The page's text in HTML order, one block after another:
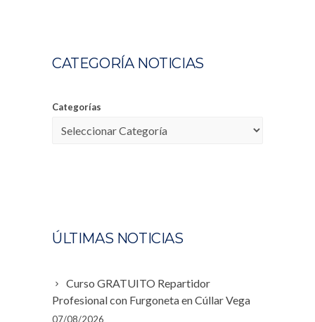
CATEGORÍA NOTICIAS
Categorías
ÚLTIMAS NOTICIAS
Curso GRATUITO Repartidor
Profesional con Furgoneta en Cúllar Vega
07/08/2026